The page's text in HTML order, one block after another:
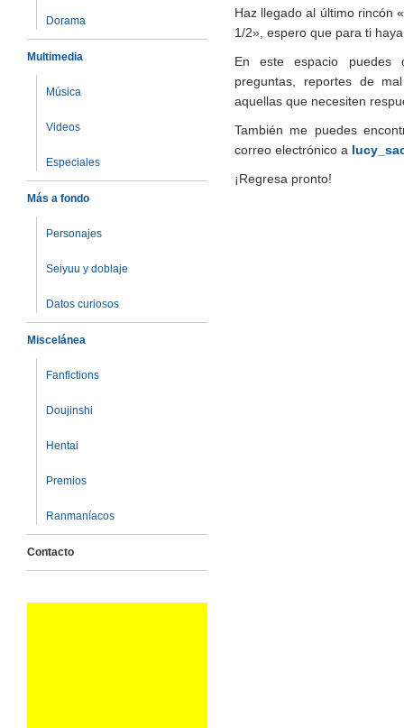
Dorama
Multimedia
Música
Videos
Especiales
Más a fondo
Personajes
Seiyuu y doblaje
Datos curiosos
Miscelánea
Fanfictions
Doujinshi
Hentai
Premios
Ranmaníacos
Contacto
Haz llegado al último rincón
1/2», espero que para ti
En este espacio puedes
preguntas, reportes de
aquellas que necesiten
También me puedes
correo electrónico a
¡Regresa pronto!